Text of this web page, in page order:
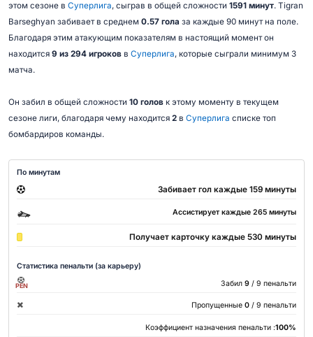
этом сезоне в Суперлига, сыграв в общей сложности 1591 минут. Tigran
Barseghyan забивает в среднем 0.57 гола за каждые 90 минут на поле.
Благодаря этим атакующим показателям в настоящий момент он
находится 9 из 294 игроковв Суперлига, которые сыграли минимум 3
матча.
Он забил в общей сложности 10 головк этому моменту в текущем
сезоне лиги, благодаря чему находится 2в Суперлига списке топ
бомбардиров команды.
По минутам
Забивает гол каждые 159 минуты
Ассистирует каждые 265 минуты
Получает карточку каждые 530 минуты
Статистика пенальти (за карьеру)
PEN Забил 9 / 9 пенальти
Пропущенные 0 / 9 пенальти
Коэффициент назначения пенальти :100%